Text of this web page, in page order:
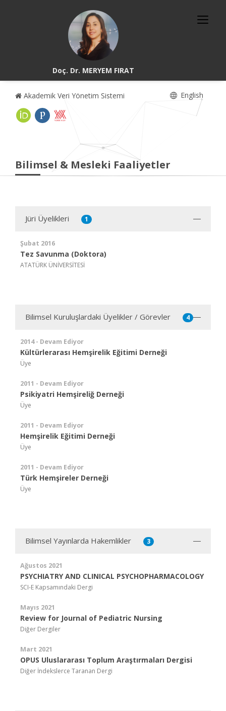
Doç. Dr. MERYEM FIRAT
Akademik Veri Yönetim Sistemi English
Bilimsel & Mesleki Faaliyetler
Jüri Üyelikleri 1
Şubat 2016
Tez Savunma (Doktora)
ATATÜRK ÜNİVERSİTESİ
Bilimsel Kuruluşlardaki Üyelikler / Görevler 4
2014 - Devam Ediyor
Kültürlerarası Hemşirelik Eğitimi Derneği
Üye
2011 - Devam Ediyor
Psikiyatri Hemşireliğ Derneği
Üye
2011 - Devam Ediyor
Hemşirelik Eğitimi Derneği
Üye
2011 - Devam Ediyor
Türk Hemşireler Derneği
Üye
Bilimsel Yayınlarda Hakemlikler 3
Ağustos 2021
PSYCHIATRY AND CLINICAL PSYCHOPHARMACOLOGY
SCI-E Kapsamındaki Dergi
Mayıs 2021
Review for Journal of Pediatric Nursing
Diğer Dergiler
Mart 2021
OPUS Uluslararası Toplum Araştırmaları Dergisi
Diğer İndekslerce Taranan Dergi